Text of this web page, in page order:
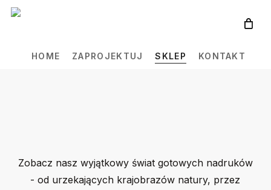
Skip
contentHOME ZAPROJEKTUJ SKLEP KONTAKT
Zobacz nasz wyjątkowy świat gotowych nadruków
- od urzekających krajobrazów natury, przez